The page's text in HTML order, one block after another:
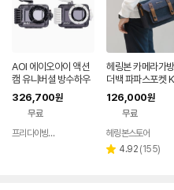
AOI 에이오아이 액션
캠 유니버셜 방수하우
징 [어딥터포함] 수중
촬영 60M 방수케이스
2컬러선택
326,700원
무료
프리다이빙 장비랩
헤링본 카메라가
더백 파파스포켓 K
즌5 스몰 소니 미러
스 캐논 후지 니콘
126,000원
무료
페이
헤링본스토어
별 4.92 리
(155)